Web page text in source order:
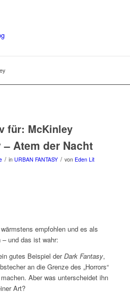
für: McKinley
Atem der Nacht
/ in URBAN FANTASY / von Eden Lit
empfohlen und es als
– und das ist wahr:
gutes Beispiel derDark Fantasy,
an die Grenze des „Horrors“
Aber was unterscheidet ihn
Art?